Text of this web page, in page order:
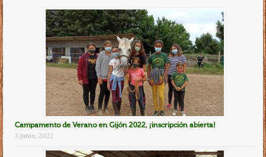
Campamento de Verano en Gijón 2022, ¡inscripción abierta!
3 junio, 2022